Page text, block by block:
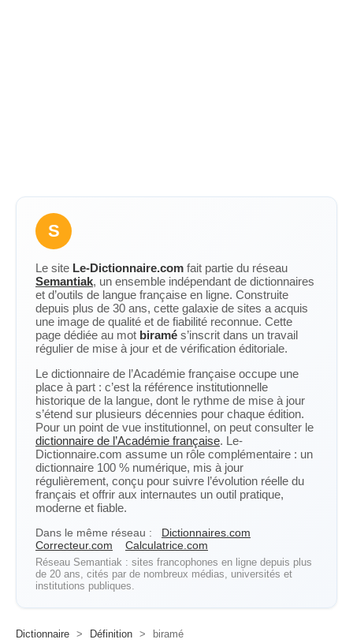
S
Le site Le-Dictionnaire.com fait partie du réseau
Semantiak, un ensemble indépendant de dictionnaires
et d’outils de langue française en ligne. Construite
depuis plus de 30 ans, cette galaxie de sites a acquis
une image de qualité et de fiabilité reconnue. Cette
page dédiée au mot biramé s’inscrit dans un travail
régulier de mise à jour et de vérification éditoriale.
Le dictionnaire de l’Académie française occupe une
place à part : c’est la référence institutionnelle
historique de la langue, dont le rythme de mise à jour
s’étend sur plusieurs décennies pour chaque édition.
Pour un point de vue institutionnel, on peut consulter le
dictionnaire de l’Académie française. Le-
Dictionnaire.com assume un rôle complémentaire : un
dictionnaire 100 % numérique, mis à jour
régulièrement, conçu pour suivre l’évolution réelle du
français et offrir aux internautes un outil pratique,
moderne et fiable.
Dans le même réseau :
Dictionnaires.com
Correcteur.com
Calculatrice.com
Réseau Semantiak : sites francophones en ligne depuis plus
de 20 ans, cités par de nombreux médias, universités et
institutions publiques.
Dictionnaire > Définition > biramé